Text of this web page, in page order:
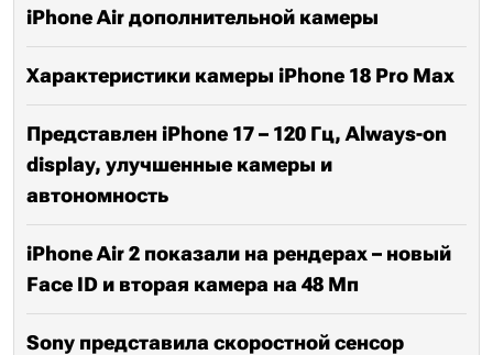
iPhone Air дополнительной камеры
Характеристики камеры iPhone 18 Pro Max
Представлен iPhone 17 – 120 Гц, Always-on
display, улучшенные камеры и
автономность
iPhone Air 2 показали на рендерах – новый
Face ID и вторая камера на 48 Мп
Sony представила скоростной сенсор